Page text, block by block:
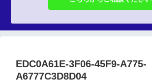
EDC0A61E-3F06-45F9-A775-
A6777C3D8D04